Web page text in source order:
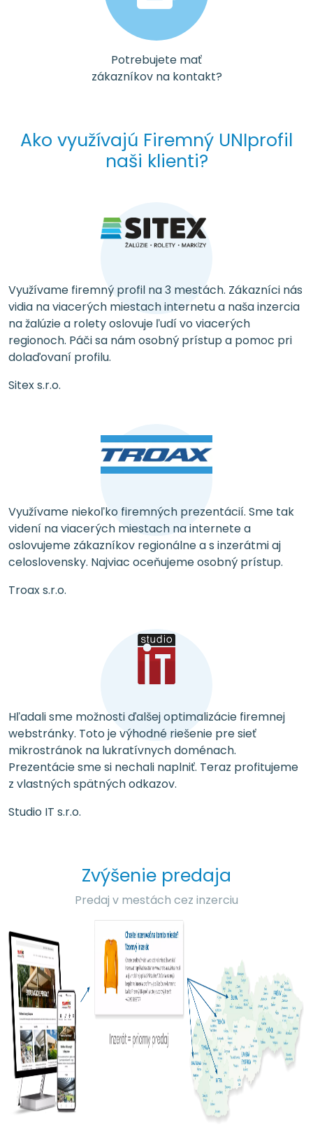
Potrebujete mať
zákazníkov na kontakt?
Ako využívajú Firemný UNIprofil
naši klienti?
Využívame firemný profil na 3 mestách. Zákazníci nás
vidia na viacerých miestach internetu a naša inzercia
na žalúzie a rolety oslovuje ľudí vo viacerých
regionoch. Páči sa nám osobný prístup a pomoc pri
dolaďovaní profilu.
Sitex s.r.o.
Využívame niekoľko firemných prezentácií. Sme tak
videní na viacerých miestach na internete a
oslovujeme zákazníkov regionálne a s inzerátmi aj
celoslovensky. Najviac oceňujeme osobný prístup.
Troax s.r.o.
Hľadali sme možnosti ďalšej optimalizácie firemnej
webstránky. Toto je výhodné riešenie pre sieť
mikrostránok na lukratívnych doménach.
Prezentácie sme si nechali naplniť. Teraz profitujeme
z vlastných spätných odkazov.
Studio IT s.r.o.
Zvýšenie predaja
Predaj v mestách cez inzerciu